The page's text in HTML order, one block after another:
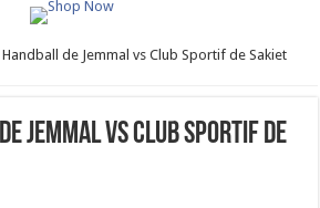
de Jemmal vs Club Sportif de Sakiet
Jemmal vs Club Sportif de